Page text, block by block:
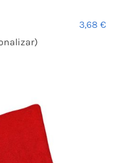
3,68€